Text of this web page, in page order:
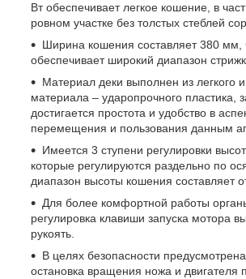
Вт обеспечивает легкое кошение, в
ровном участке без толстых стеблей
Ширина кошения составляет 380 мм,
обеспечивает широкий диапазон
Материал деки выполнен из легкого
материала – ударопрочного пластика,
достигается простота и удобство в
перемещения и пользования данным
Имеется 3 ступени регулировки
которые регулируются раздельно по
диапазон высоты кошения составляет
Для более комфортной работы
регулировка клавиши запуска мотора
рукоять.
В целях безопасности
остановка вращения ножа и двигателя